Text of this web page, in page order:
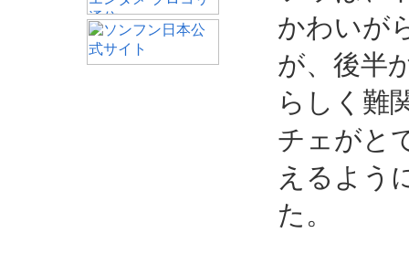
かわいが
が、後半
らしく難
チェがと
えるよう
た。